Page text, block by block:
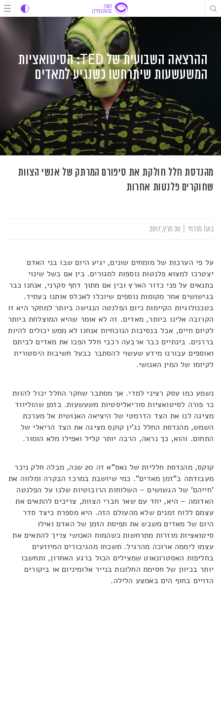
דלג
לתוכן
דלג
דלג
ההרצאה השבועית של TED: הסיטואציות
המשעשעות שיתרחשו כשנגיע למאדים
מהנדסת חלל חולקת את סיפורם המרתק של אנשי הצוות
שחוקרים פלנטות אחרות
בועז מזרחי
על פי הערכות של מומחים שונים, יגיע היום שבו בני האדם
יצטרכו למצוא פלנטות נוספות למגורים. בין אם בשל שינוי
בתנאים על פני כדור הארץ ובין אם מתוך דחף סקרני, אנחנו כבר
בגישושים אחר מקומות נוספים שיוכלו לאכלס אותנו בעתיד.
בטכנולוגיות הקיימות כיום הפלנטה הנגישה ביותר למחקר היא זו
הקרובה אלינו ביותר, מאדים. זה לא אומר שהיא המוצלחת ביותר
לקיום חיים, אבל בנסיבות הנוכחיות אנחנו לא ממש יכולים להיות
בררנים. בינתיים כבר ארבעה רכבי חלל הפכו את מאדים לביתם
ואוספים עבורנו מידע שעשוי להסתבר כבעל חשיבות היסטורית
לקיומו של המין האנושי.
נשמע כמו עסק רציני למדי. אך מסתבר שחקר החלל יכול להוות
כר פורה לסיטואציות סוריאליסטיות משעשעות. בזמן שהוליווד
מציגה לנו את הצד הדרמטי של היציאה האנושית אל מערכת
השמש, מהנדסת החלל נג'ין קוקס מציגה את הצד הריאלי של
התחום. והוא, כך נראה, הרבה יותר קליל ואפילו מלא הומור.
קוקס, מהנדסת חלליות של נאס"א זה 20 שנה, מבלה חלק ניכר
מעבודתה ב"זמן מאדים". כמי שיושבת במרכז הבקרה ומלווה את
'חייהם' של הגשושים – השלוחות הרובוטיות שלנו על הפלנטה
האדומה – היא, יחד עם שאר חברי הצוות, צריכים להתאים את
עצמם ללוח זמנים שלא מהעולם הזה. היא מספרת כיצד סדר
היום של מאדים משבש את תפיסת הזמן של האדם ואילו
סיטואציות מוזרות מתרחשות כשהמוח האנושי צריך להתאים את
עצמו ליממה ארוכה מהרגיל. תשכחו מהגיבורים המיוזעים
בחליפות האסטרונאוט שמצילים הכול ברגע האחרון, ותחשבו
יותר בכיוון של חסימת החלונות בנייר אלומיניום או ביקורים
הזויים בחוף הים באמצע הלילה.